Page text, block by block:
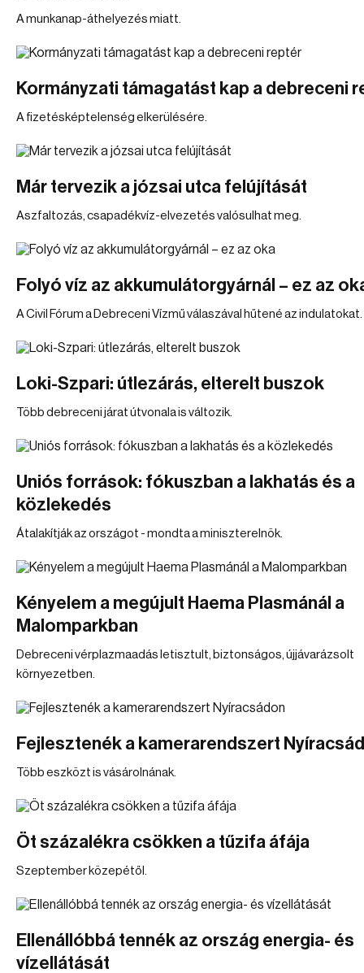
A munkanap-áthelyezés miatt.
Kormányzati támagatást kap a debreceni
A fizetésképtelenség elkerülésére.
Már tervezik a józsai utca felújítását
Aszfaltozás, csapadékvíz-elvezetés valósulhat meg.
Folyó víz az akkumulátorgyárnál – ez az
A Civil Fórum a Debreceni Vízmű válaszával hűtené az indulatokat.
Loki-Szpari: útlezárás, elterelt buszok
Több debreceni járat útvonala is változik.
Uniós források: fókuszban a lakhatás és a
közlekedés
Átalakítják az országot - mondta a miniszterelnök.
Kényelem a megújult Haema Plasmánál a
Malomparkban
Debreceni vérplazmaadás letisztult, biztonságos, újjávarázsolt
környezetben.
Fejlesztenék a kamerarendszert
Több eszközt is vásárolnának.
Öt százalékra csökken a tűzifa áfája
Szeptember közepétől.
Ellenállóbbá tennék az ország energia- és
vízellátását